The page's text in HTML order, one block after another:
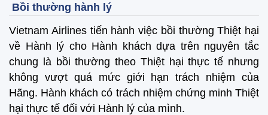
Bồi thường hành lý
Vietnam Airlines tiến hành việc bồi thường Thiệt hại
về Hành lý cho Hành khách dựa trên nguyên tắc
chung là bồi thường theo Thiệt hại thực tế nhưng
không vượt quá mức giới hạn trách nhiệm của
Hãng. Hành khách có trách nhiệm chứng minh Thiệt
hại thực tế đối với Hành lý của mình.